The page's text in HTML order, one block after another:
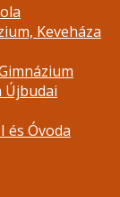
Keveháza
Újbudai
és Óvoda